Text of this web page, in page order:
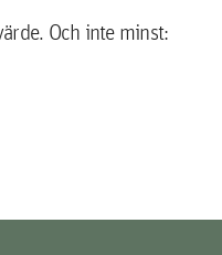
Och inte minst: